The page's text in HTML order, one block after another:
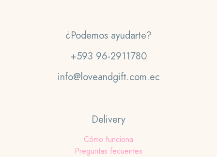
¿Podemos ayudarte?
+593 96-2911780
info@loveandgift.com.ec
Delivery
Cómo funciona
Preguntas fecuentes